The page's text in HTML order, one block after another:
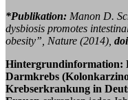
*Publikation: Manon D.
dysbiosis promotes
obesity”, Nature (2014),
Hintergrundinformation:
Darmkrebs
Krebserkrankung in